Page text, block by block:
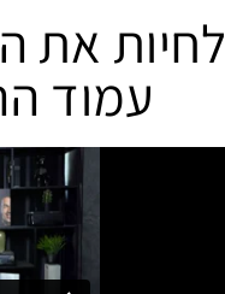
לחיות את
עמוד